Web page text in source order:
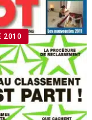
2010